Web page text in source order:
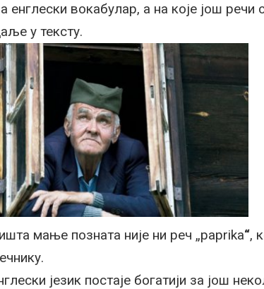
енглески вокабулар, а на које још
у тексту.
мање позната није ни реч „paprika“,
језик постаје богатији за још